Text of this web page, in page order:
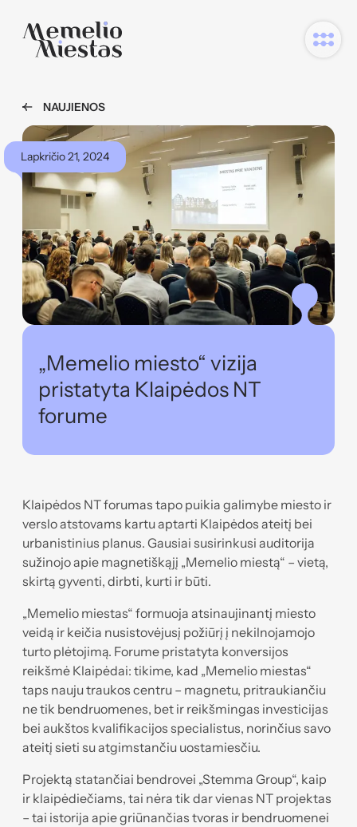
NAUJIENOS
Lapkričio 21, 2024
„Memelio miesto“ vizija
pristatyta Klaipėdos NT
forume
Klaipėdos NT forumas tapo puikia galimybe miesto ir
verslo atstovams kartu aptarti Klaipėdos ateitį bei
urbanistinius planus. Gausiai susirinkusi auditorija
sužinojo apie magnetiškąjį „Memelio miestą“ – vietą,
skirtą gyventi, dirbti, kurti ir būti.
„Memelio miestas“ formuoja atsinaujinantį miesto
veidą ir keičia nusistovėjusį požiūrį į nekilnojamojo
turto plėtojimą. Forume pristatyta konversijos
reikšmė Klaipėdai: tikime, kad „Memelio miestas“
taps nauju traukos centru – magnetu, pritraukiančiu
ne tik bendruomenes, bet ir reikšmingas investicijas
bei aukštos kvalifikacijos specialistus, norinčius savo
ateitį sieti su atgimstančiu uostamiesčiu.
Projektą statančiai bendrovei „Stemma Group“, kaip
ir klaipėdiečiams, tai nėra tik dar vienas NT projektas
– tai istorija apie griūnančias tvoras ir bendruomenei